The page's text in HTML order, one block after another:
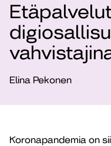
Elina Pekonen
Koronapandemia on